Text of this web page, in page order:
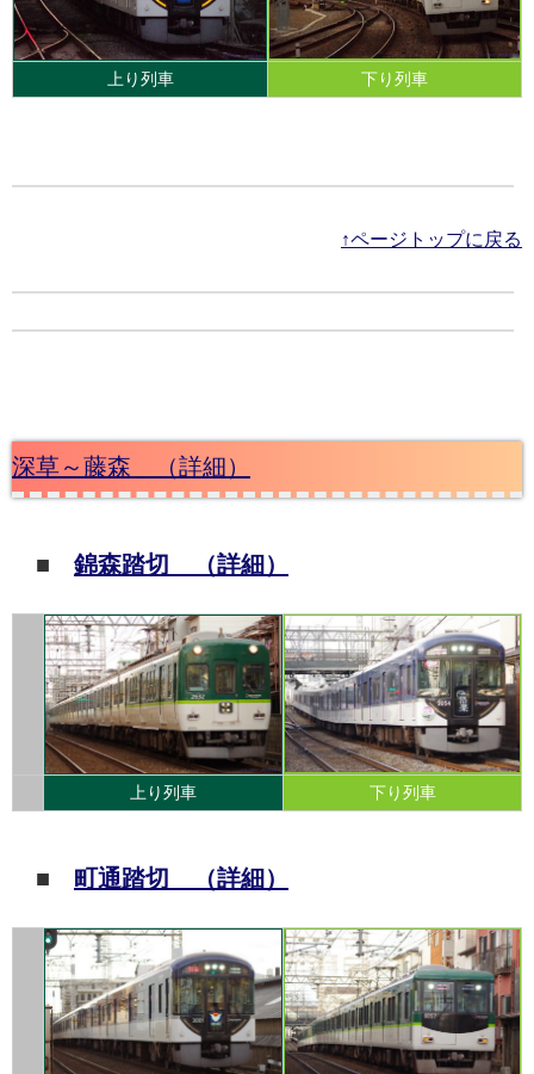
上り列車 下り列車
↑ページトップに戻る
深草～藤森 （詳細）
■ 錦森踏切 （詳細）
上り列車 下り列車
■ 町通踏切 （詳細）